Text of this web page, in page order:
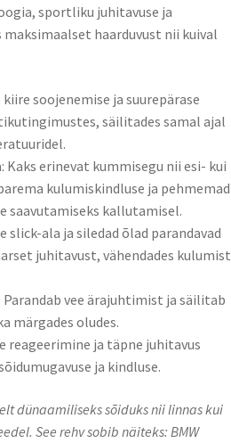
sportliku juhitavuse ja
maksimaalset haarduvust nii kuival
soojenemise ja suurepärase
säilitades samal ajal
erinevat kummisegu nii esi- kui
kulumiskindluse ja pehmemad
saavutamiseks kallutamisel.
slick-ala ja siledad õlad parandavad
juhitavust, vähendades kulumist
vee ärajuhtimist ja säilitab
märgades oludes.
reageerimine ja täpne juhitavus
ja kindluse.
dünaamiliseks sõiduks nii linnas kui
See rehv sobib näiteks: BMW